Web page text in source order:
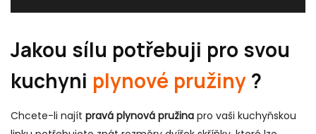
Jakou sílu potřebuji pro svou
kuchyni plynové pružiny ?
Chcete-li najít pravá plynová pružina pro vaši kuchyňskou